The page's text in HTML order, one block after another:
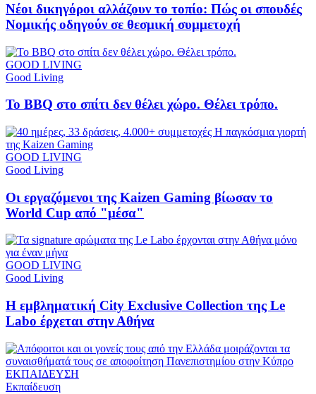
Νέοι δικηγόροι αλλάζουν το τοπίο: Πώς οι σπουδές
Νομικής οδηγούν σε θεσμική συμμετοχή
GOOD LIVING
Good Living
Το BBQ στο σπίτι δεν θέλει χώρο. Θέλει τρόπο.
GOOD LIVING
Good Living
Οι εργαζόμενοι της Kaizen Gaming βίωσαν το
World Cup από "μέσα"
GOOD LIVING
Good Living
Η εμβληματική City Exclusive Collection της Le
Labo έρχεται στην Αθήνα
ΕΚΠΑΙΔΕΥΣΗ
Εκπαίδευση